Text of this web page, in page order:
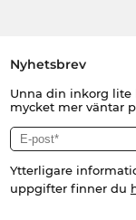
Nyhetsbrev
Unna din inkorg lite
mycket mer väntar
Ytterligare
uppgifter finner du